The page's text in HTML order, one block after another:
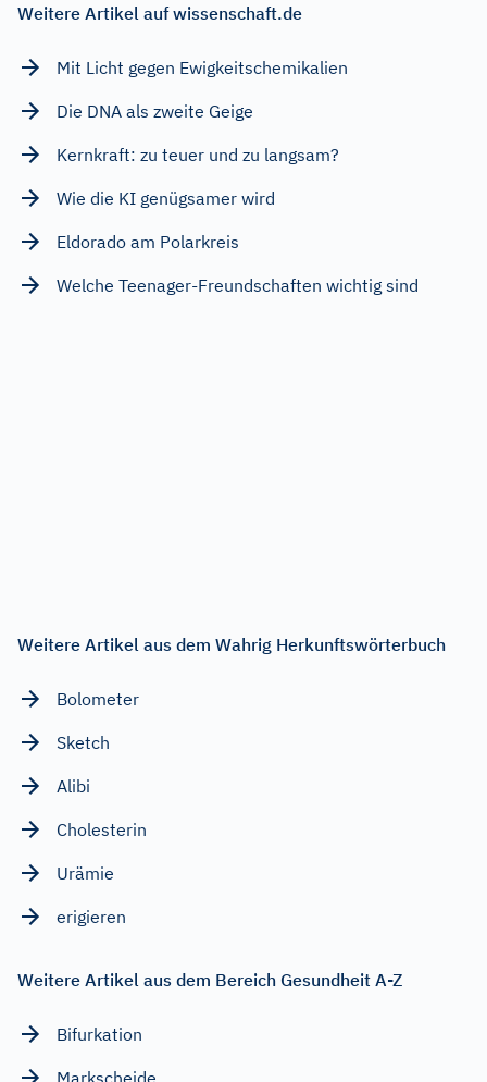
Weitere Artikel auf wissenschaft.de
Mit Licht gegen Ewigkeitschemikalien
Die DNA als zweite Geige
Kernkraft: zu teuer und zu langsam?
Wie die KI genügsamer wird
Eldorado am Polarkreis
Welche Teenager-Freundschaften wichtig sind
Weitere Artikel aus dem Wahrig Herkunftswörterbuch
Bolometer
Sketch
Alibi
Cholesterin
Urämie
erigieren
Weitere Artikel aus dem Bereich Gesundheit A-Z
Bifurkation
Markscheide